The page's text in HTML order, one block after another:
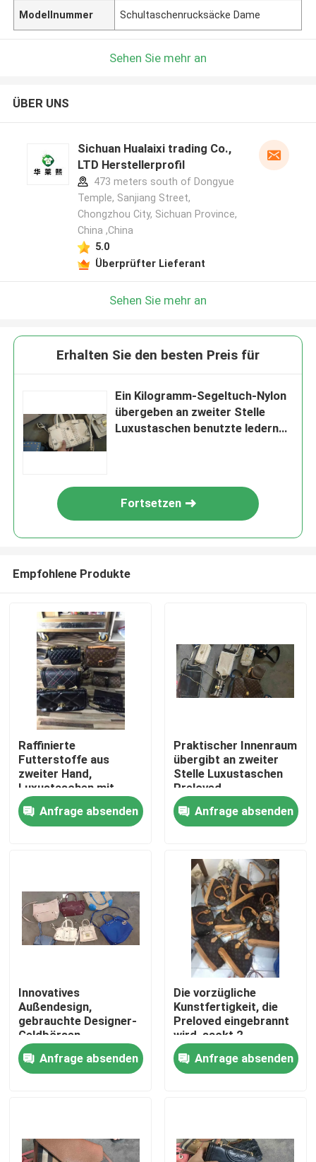
Haus
Produkte
Fabrik-Ausflug
Treten Sie mit uns in Verbindung
Fordern Sie ein Zitat
Primäre Kinderbekleidung
Modellnummer Schultaschenrucksäcke Dame
Sehen Sie mehr an
ÜBER UNS
Sichuan Hualaixi trading Co.,
LTD Herstellerprofil
473 meters south of Dongyue
Temple, Sanjiang Street,
Chongzhou City, Sichuan Province,
China ,China
5.0
Überprüfter Lieferant
Sehen Sie mehr an
Erhalten Sie den besten Preis für
Ein Kilogramm-Segeltuch-Nylon
übergeben an zweiter Stelle
Luxustaschen benutzte lederne
Fortsetzen
Empfohlene Produkte
Raffinierte
Futterstoffe aus
zweiter Hand,
Luxustaschen mit
robusten Nähten und
robusten
Metallbeschlägen
Anfrage absenden
Praktischer Innenraum
übergibt an zweiter
Stelle Luxustaschen
Preloved-
Handtaschen mit
Reißverschluss
zugemachten Taschen
Anfrage absenden
Innovatives
Außendesign,
gebrauchte Designer-
Geldbörsen,
gebrauchte Marken-
Geldbörsen
Anfrage absenden
Die vorzügliche
Kunstfertigkeit, die
Preloved eingebrannt
wird, sackt 2.
Handauthentischen
Designer Bags ein
Anfrage absenden